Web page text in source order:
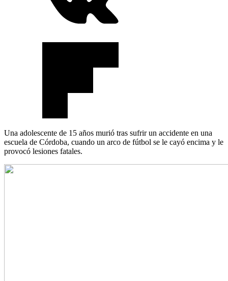
Una adolescente de 15 años murió tras sufrir un accidente en una
escuela de Córdoba, cuando un arco de fútbol se le cayó encima y le
provocó lesiones fatales.